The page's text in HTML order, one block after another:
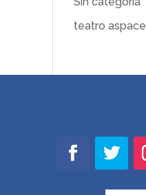
teatro aspace